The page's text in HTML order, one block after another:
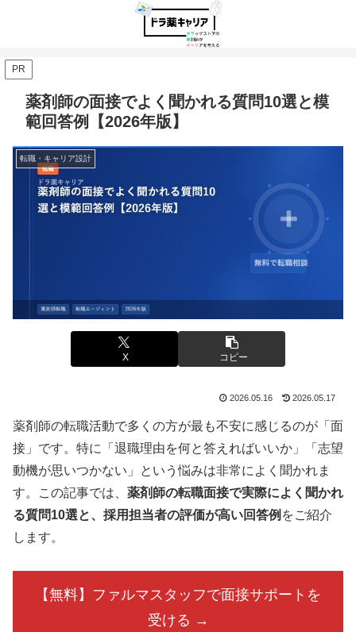
PR
薬剤師の面接でよく聞かれる質問10選と模
範回答例【2026年版】
転職・キャリア設計
X コピー
2026.05.16 2026.05.17
薬剤師の転職活動で多くの方が最も不安に感じるのが「面
接」です。特に「退職理由を何と答えればいいか」「志望
動機が思いつかない」という悩みは非常によく聞かれま
す。この記事では、 薬剤師の転職面接で実際によく聞かれ
る質問10選と、採用担当者の評価が高い回答例 をご紹介
します。
【無料】ファルマスタッフで面接サポートを
受ける →